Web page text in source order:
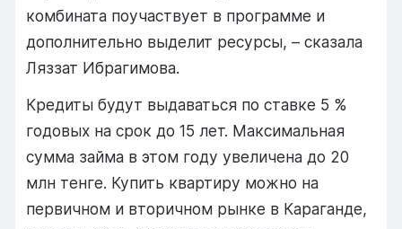
комбината поучаствует в программе и
дополнительно выделит ресурсы, – сказала
Ляззат Ибрагимова.
Кредиты будут выдаваться по ставке 5 %
годовых на срок до 15 лет. Максимальная
сумма займа в этом году увеличена до 20
млн тенге. Купить квартиру можно на
первичном и вторичном рынке в Караганде,